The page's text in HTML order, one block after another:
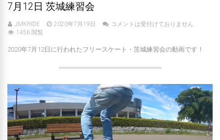
7月12日 茨城練習会
JMKRIDE 2020年7月19日
コメントは受付けておりません
1456 閲覧
2020年7月12日に行われたフリースケート・茨城練習会の動画です！